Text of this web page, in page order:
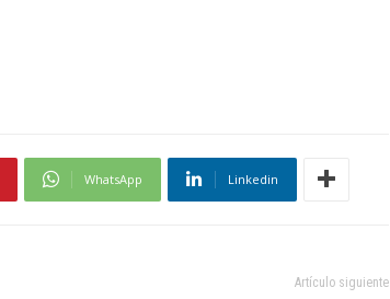
WhatsApp Linkedin
Artículo siguiente